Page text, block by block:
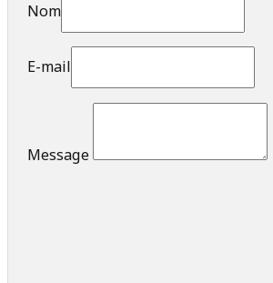
Nom
E-mail
Message